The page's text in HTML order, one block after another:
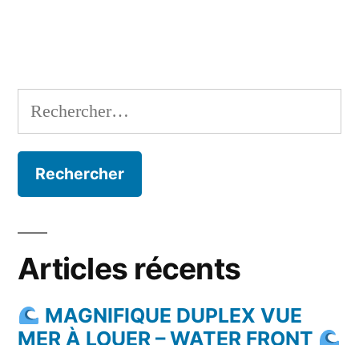
Rechercher :
Articles récents
MAGNIFIQUE DUPLEX VUE
MER À LOUER – WATER FRONT